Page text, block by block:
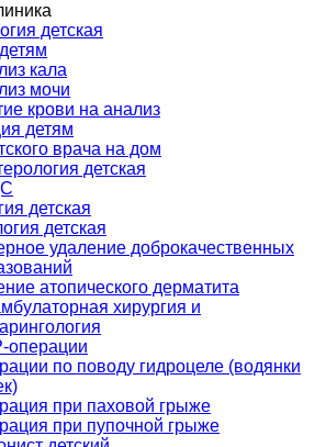
детская
кала
мочи
крови на анализ
детям
врача на дом
детская
детская
детская
удаление доброкачественных
атопического дерматита
хирургия и
по поводу гидроцеле (водянки
при паховой грыже
при пупочной грыже